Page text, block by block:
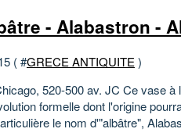
- Alabastron -
( #GRECE ANTIQUITE)
520-500 av. JC Ce vase
formelle dont l'origine
le nom d'"albâtre",